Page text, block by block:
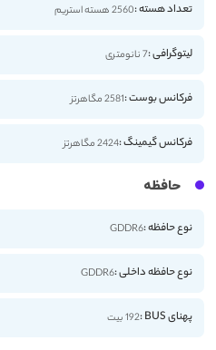
تعداد هسته :2560 هسته استریم
لیتوگرافی :7 نانومتری
فرکانس بوست :2581 مگاهرتز
فرکانس گیمینگ :2424 مگاهرتز
حافظه
نوع حافظه :GDDR6
نوع حافظه داخلی :GDDR6
پهنای BUS : 192 بیت